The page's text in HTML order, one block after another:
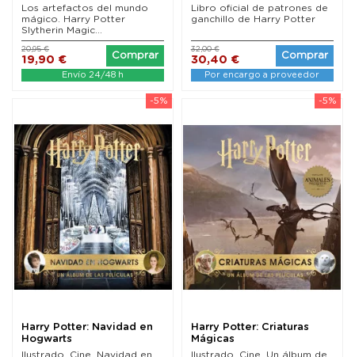
Los artefactos del mundo
mágico. Harry Potter
Slytherin Magic...
19,90 €
20,95 €
Comprar
Envío 24/48 h
Libro oficial de patrones de
ganchillo de Harry Potter
30,40 €
32,00 €
Comprar
Por encargo a proveedor
-5%
Harry Potter: Navidad en
Hogwarts
Ilustrado. Cine. Navidad en
-5%
Harry Potter: Criaturas
Mágicas
Ilustrado. Cine. Un álbum de